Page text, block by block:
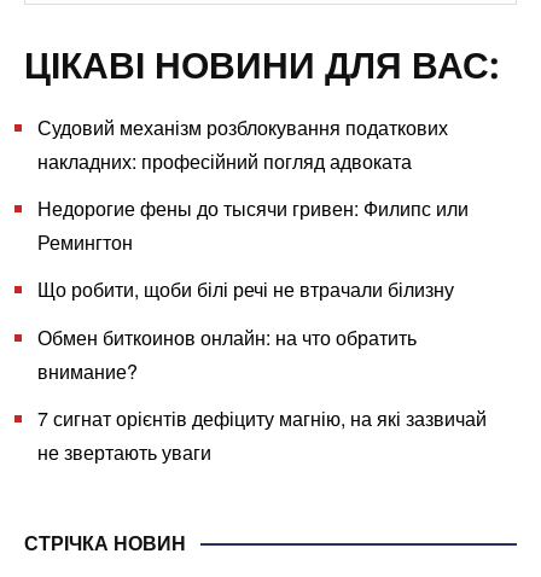
ЦІКАВІ НОВИНИ ДЛЯ ВАС:
Судовий механізм розблокування податкових
накладних: професійний погляд адвоката
Недорогие фены до тысячи гривен: Филипс или
Ремингтон
Що робити, щоби білі речі не втрачали білизну
Обмен биткоинов онлайн: на что обратить
внимание?
7 сигнат орієнтів дефіциту магнію, на які зазвичай
не звертають уваги
СТРІЧКА НОВИН